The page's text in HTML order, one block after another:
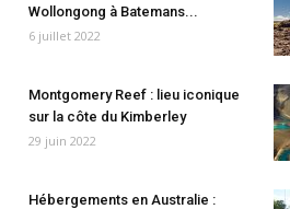
Wollongong à Batemans...
6 juillet 2022
Montgomery Reef : lieu iconique
sur la côte du Kimberley
29 juin 2022
Hébergements en Australie :